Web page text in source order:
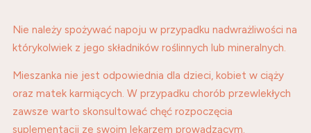
Nie należy spożywać napoju w przypadku nadwrażliwości na
którykolwiek z jego składników roślinnych lub mineralnych.
Mieszanka nie jest odpowiednia dla dzieci, kobiet w ciąży
oraz matek karmiących. W przypadku chorób przewlekłych
zawsze warto skonsultować chęć rozpoczęcia
suplementacji ze swoim lekarzem prowadzącym.